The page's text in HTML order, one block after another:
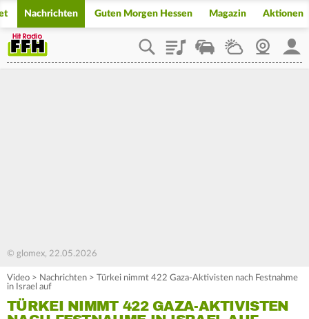
Nachrichten Guten Morgen Hessen Magazin Aktionen
PlaylistStaupilotWetterWebcam
© glomex, 22.05.2026
Video > Nachrichten > Türkei nimmt 422 Gaza-Aktivisten nach Festnahme
in Israel auf
TÜRKEI NIMMT 422 GAZA-AKTIVISTEN